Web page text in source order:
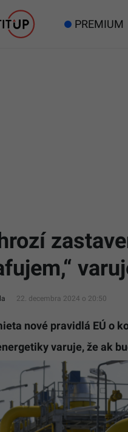
PREMIUM
22. decembra 2024 o 20:50
nové pravidlá EÚ o
varuje, že ak